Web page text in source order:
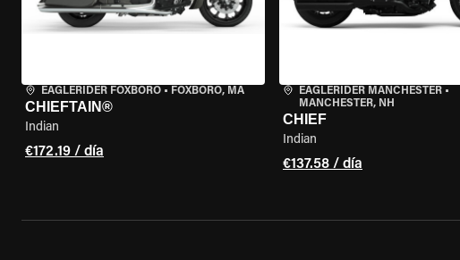
EAGLERIDER FOXBORO • FOXBORO, MA
CHIEFTAIN®
Indian
€172.19 / día
EAGLERIDER MANCHESTER•
MANCHESTER, NH
CHIEF
Indian
€137.58 / día